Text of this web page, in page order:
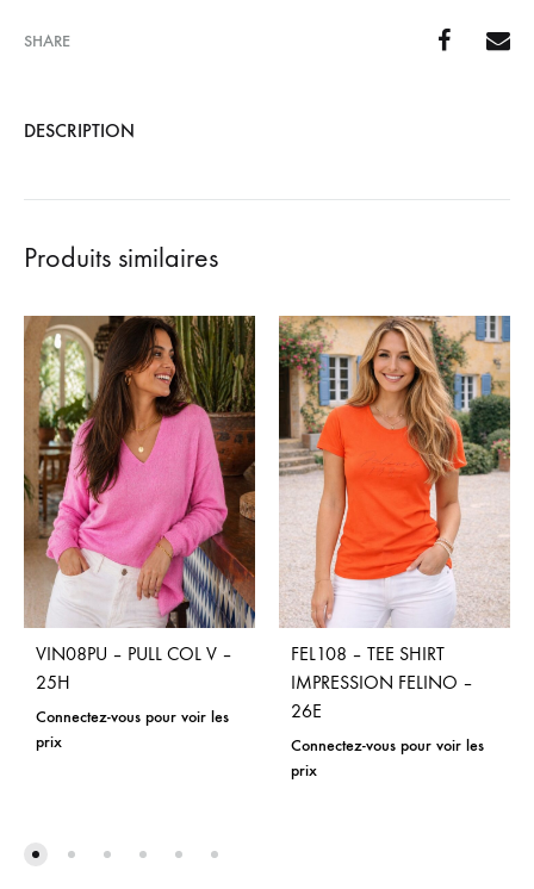
SHARE
DESCRIPTION
Produits similaires
VIN08PU – PULL COL V –
25H
Connectez-vous pour voir les
prix
FEL108 – TEE SHIRT
IMPRESSION FELINO –
26E
Connectez-vous pour voir les
prix